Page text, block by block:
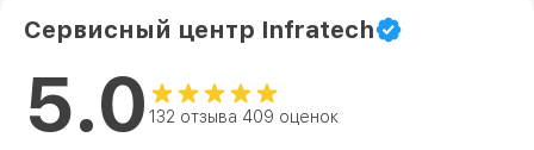
Сервисный центр Infratech
5.0 132 отзыва 409 оценок